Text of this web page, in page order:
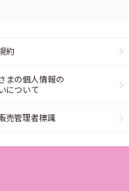
約
まの個人情報の
について
売管理者標識